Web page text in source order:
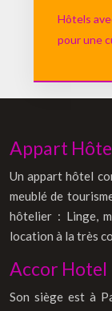
Hôtels
pour une
Appart
Un appart hôtel
meublé de
hôtelier : Linge,
location à la très
Accor Hotel
Son siège est à